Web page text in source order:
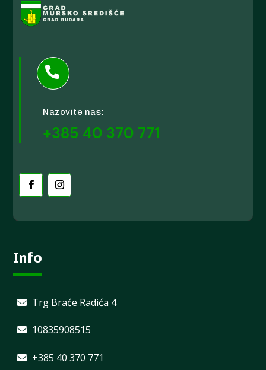

Nazovite nas:
+385 40 370 771
Info
Trg Braće Radića 4
10835908515
+385 40 370 771